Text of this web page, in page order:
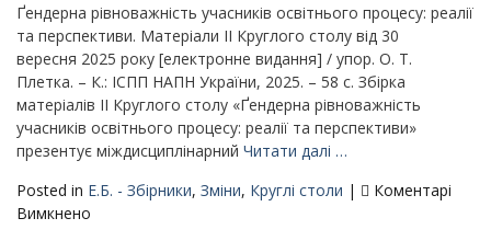
розвитку
:
матеріали
міждисциплінарного
наукового
семінару
(13
листопада
Ґендерна рівноважність учасників освітнього процесу: реалії
та перспективи. Матеріали ІІ Круглого столу від 30
вересня 2025 року [електронне видання] / упор. О. Т.
Плетка. – К.: ІСПП НАПН України, 2025. – 58 с. Збірка
матеріалів ІІ Круглого столу «Ґендерна рівноважність
учасників освітнього процесу: реалії та перспективи»
презентує міждисциплінарний Читати далі …
Posted in Е.Б. - Збірники, Зміни, Круглі столи |
Коментарі
Вимкнено